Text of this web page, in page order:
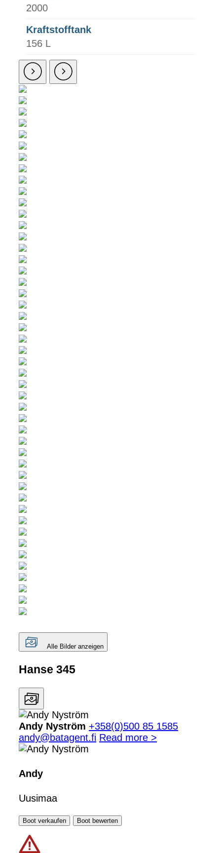
2000
Kraftstofftank
156 L
Alle Bilder anzeigen
Hanse 345
Andy Nyström +358(0)500 85 1585
andy@batagent.fi Read more >
Andy
Uusimaa
Boot verkaufen Boot bewerten